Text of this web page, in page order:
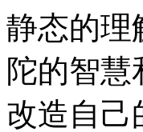
静态的理
陀的智
改造自己